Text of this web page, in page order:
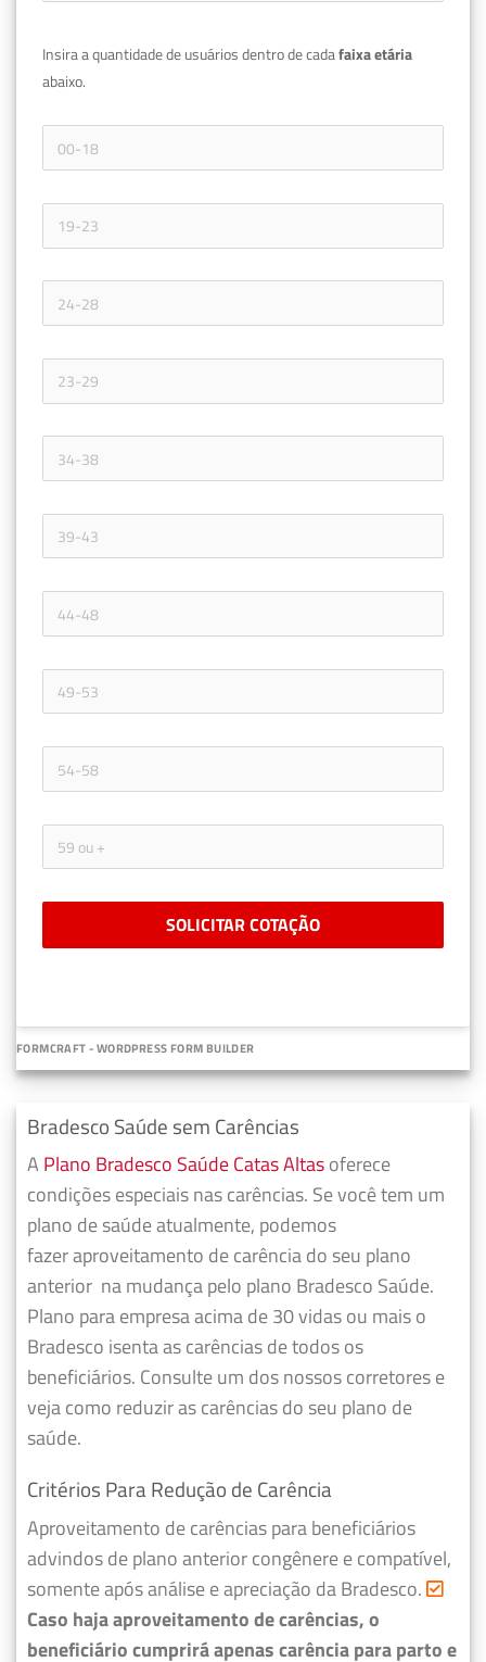
Insira a quantidade de usuários dentro de cada
abaixo.
SOLICITAR COTAÇÃO
FORMCRAFT - WORDPRESS FORM BUILDER
Bradesco Saúde sem Carências
A Plano Bradesco Saúde Catas Altasoferece
condições especiais nas carências. Se você tem um
plano de saúde atualmente, podemos
fazeraproveitamento de carência do seu plano
anterior na mudança pelo plano Bradesco Saúde.
Plano para empresa acima de 30 vidas ou mais o
Bradesco isenta as carências de todos os
beneficiários. Consulte um dos nossos corretores e
veja como reduzir as carências do seu plano de
saúde.
Critérios Para Redução de Carência
Aproveitamento de carências para beneficiários
advindos de plano anterior congênere e compatível,
somente após análise e apreciação da Bradesco.
Caso haja aproveitamento de carências, o
beneficiário cumprirá apenas carência para parto e